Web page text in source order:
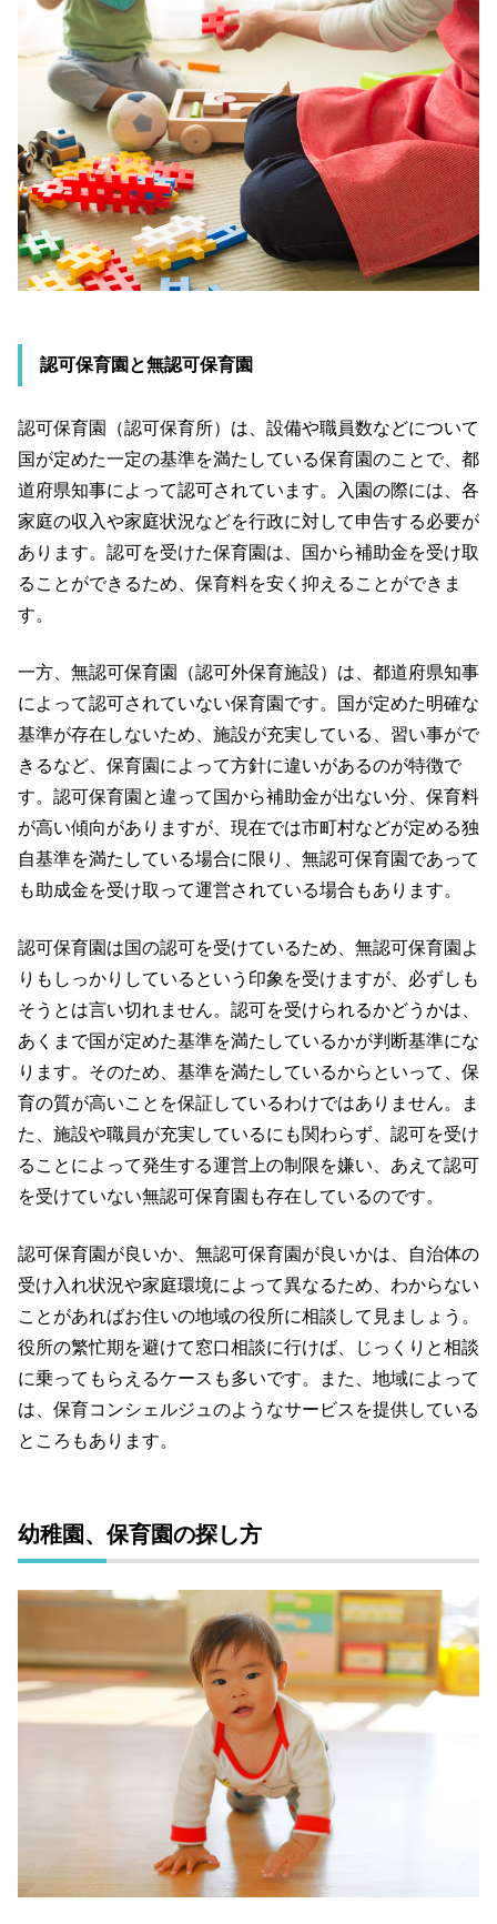
認可保育園と無認可保育園
認可保育園（認可保育所）は、設備や職員数などについて
国が定めた一定の基準を満たしている保育園のことで、都
道府県知事によって認可されています。入園の際には、各
家庭の収入や家庭状況などを行政に対して申告する必要が
あります。認可を受けた保育園は、国から補助金を受け取
ることができるため、保育料を安く抑えることができま
す。
一方、無認可保育園（認可外保育施設）は、都道府県知事
によって認可されていない保育園です。国が定めた明確な
基準が存在しないため、施設が充実している、習い事がで
きるなど、保育園によって方針に違いがあるのが特徴で
す。認可保育園と違って国から補助金が出ない分、保育料
が高い傾向がありますが、現在では市町村などが定める独
自基準を満たしている場合に限り、無認可保育園であって
も助成金を受け取って運営されている場合もあります。
認可保育園は国の認可を受けているため、無認可保育園よ
りもしっかりしているという印象を受けますが、必ずしも
そうとは言い切れません。認可を受けられるかどうかは、
あくまで国が定めた基準を満たしているかが判断基準にな
ります。そのため、基準を満たしているからといって、保
育の質が高いことを保証しているわけではありません。ま
た、施設や職員が充実しているにも関わらず、認可を受け
ることによって発生する運営上の制限を嫌い、あえて認可
を受けていない無認可保育園も存在しているのです。
認可保育園が良いか、無認可保育園が良いかは、自治体の
受け入れ状況や家庭環境によって異なるため、わからない
ことがあればお住いの地域の役所に相談して見ましょう。
役所の繁忙期を避けて窓口相談に行けば、じっくりと相談
に乗ってもらえるケースも多いです。また、地域によって
は、保育コンシェルジュのようなサービスを提供している
ところもあります。
幼稚園、保育園の探し方